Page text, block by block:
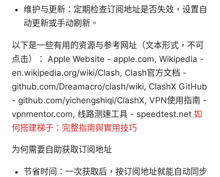
维护与更新：定期检查订阅地址是否失效，设置自
动更新或手动刷新。
以下是一些有用的资源与参考网址（文本形式，不可
点击）： Apple Website - apple.com, Wikipedia -
en.wikipedia.org/wiki/Clash, Clash官方文档 -
github.com/Dreamacro/clash/wiki, ClashX GitHub
- github.com/yichengshiqi/ClashX, VPN使用指南 -
vpnmentor.com, 线路测速工具 - speedtest.net 如
何搭建梯子：完整指南與實用技巧
为何需要自助获取订阅地址
节省时间：一次获取后，按订阅地址就能自动同步